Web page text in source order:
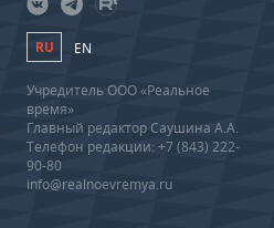
RU EN
Учредитель ООО «Реальное
время»
Главный редактор Саушина А.А.
Телефон редакции: +7 (843) 222-
90-80
info@realnoevremya.ru